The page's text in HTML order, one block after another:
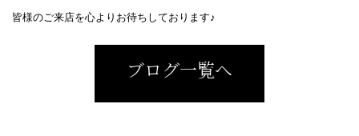
皆様のご来店を心よりお待ちしております♪
ブログ一覧へ